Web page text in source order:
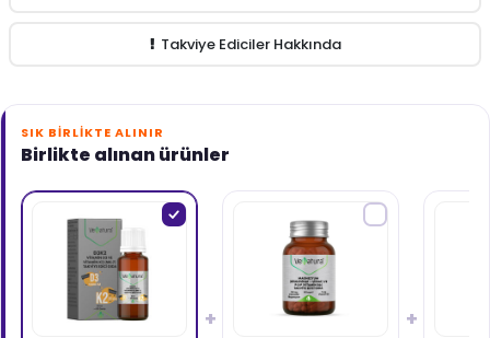
Takviye Ediciler Hakkında
SIK BIRLIKTE ALINIR
Birlikte alınan ürünler
+ +